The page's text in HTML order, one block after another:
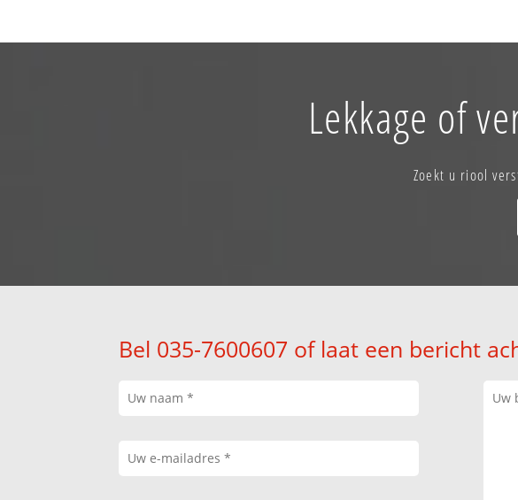
Lekkage of
Zoekt u riool
Bel 035-7600607 of laat een bericht